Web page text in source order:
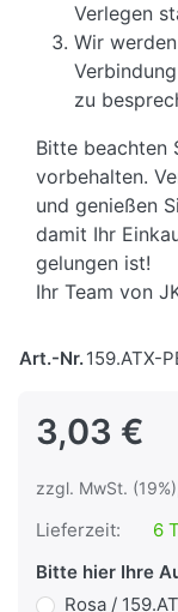
Verlegen
Wir
zu
Bitte beachten
vorbehalten.
und genießen
damit Ihr
gelungen ist!
Ihr Team von
Art.-Nr.159.ATX-
3,03 €
zzgl. MwSt.
Lieferzeit:
6
Bitte hier Ihre
Rosa /